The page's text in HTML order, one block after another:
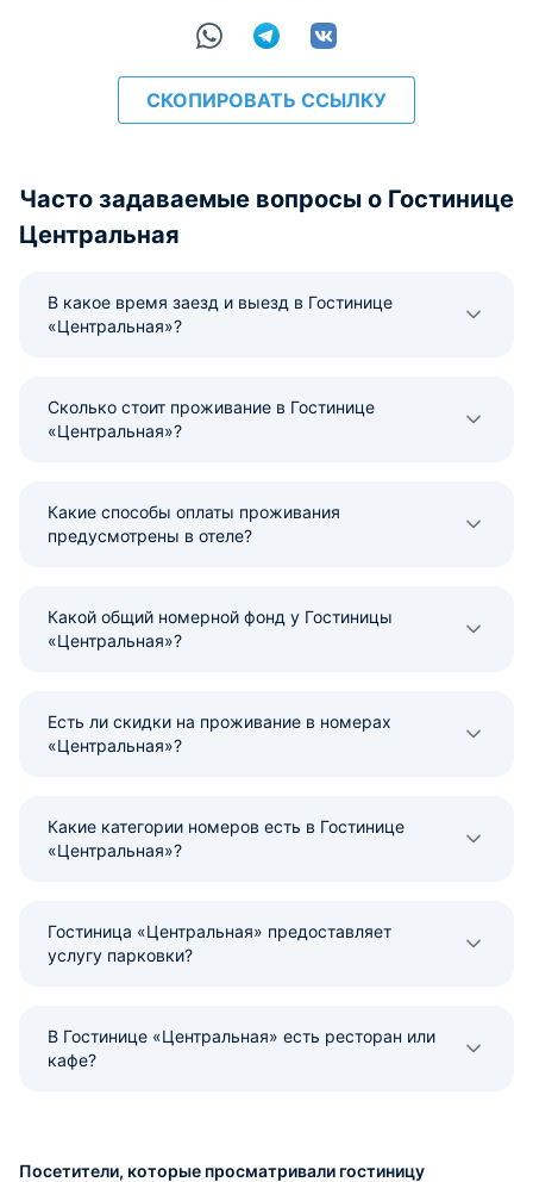
СКОПИРОВАТЬ ССЫЛКУ
Часто задаваемые вопросы о Гостинице
Центральная
В какое время заезд и выезд в Гостинице
«Центральная»?
Сколько стоит проживание в Гостинице
«Центральная»?
Какие способы оплаты проживания
предусмотрены в отеле?
Какой общий номерной фонд у Гостиницы
«Центральная»?
Есть ли скидки на проживание в номерах
«Центральная»?
Какие категории номеров есть в Гостинице
«Центральная»?
Гостиница «Центральная» предоставляет
услугу парковки?
В Гостинице «Центральная» есть ресторан или
кафе?
Посетители, которые просматривали гостиницу